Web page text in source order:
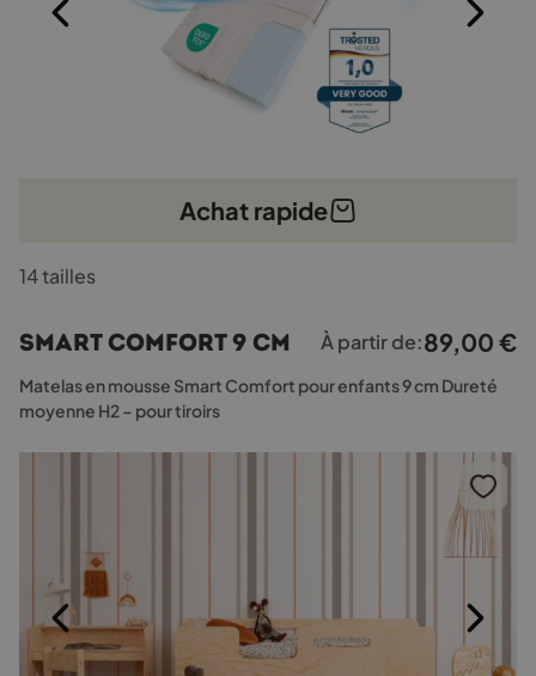
produit
Achat rapide
produit
plusieurs
variations.
Les
options
être
produit
14 tailles
Smart Comfort 9 cm À partir de:89,00 €
Matelas en mousse Smart Comfort pour enfants 9 cm Dureté
moyenne H2 – pour tiroirs